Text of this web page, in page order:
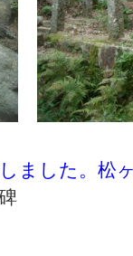
ました。松